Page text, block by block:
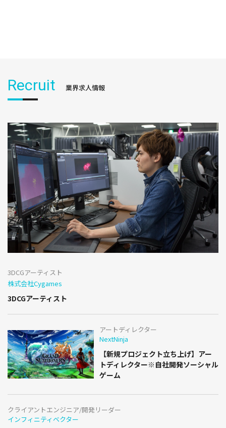
Recruit 業界求人情報
3DCGアーティスト
株式会社Cygames
3DCGアーティスト
アートディレクター
NextNinja
【新規プロジェクト立ち上げ】アー
トディレクター※自社開発ソーシャル
ゲーム
クライアントエンジニア/開発リーダー
インフィニティベクター